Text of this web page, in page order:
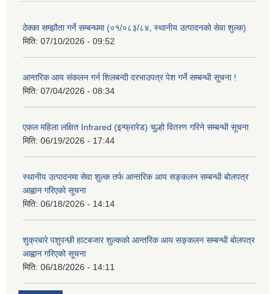
ठेक्का सम्झौता गर्ने सम्बन्धमा (०१/०८३/८४, स्थानीय उत्पादनको सेवा शुल्क)
मिति: 07/10/2026 - 09:52
आन्तरिक आय संकलन गर्न शिलबन्दी दरभाउपत्र पेश गर्ने सम्बन्धी सूचना !
मिति: 07/04/2026 - 08:34
एकल महिला लक्षित Infrared (इन्फ्रारेड) चुल्हो वितरण गरिने सम्बन्धी सूचना
मिति: 06/19/2026 - 17:44
स्थानीय उत्पादनमा सेवा शुल्क तर्फ आन्तरिक आय सङ्कलन सम्बन्धी बोलपत्र
आह्वान गरिएको सूचना
मिति: 06/18/2026 - 14:14
शुक्रबारे पशुपन्छी हाटबजार शुल्कको आन्तरिक आय सङ्कलन सम्बन्धी बोलपत्र
आह्वान गरिएको सूचना
मिति: 06/18/2026 - 14:11